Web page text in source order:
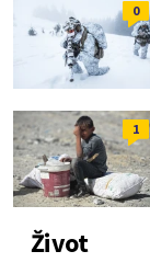
0
1
Život